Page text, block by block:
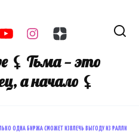
⚸ Тьма — это
а начало ⚸
ОДНА БИРЖА СМОЖЕТ ИЗВЛЕЧЬ ВЫГОДУ ИЗ РАЛЛИ